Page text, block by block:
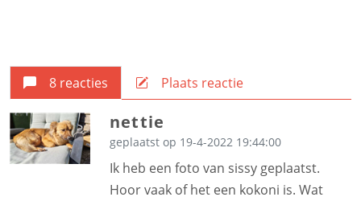
8 reacties Plaats reactie
nettie
geplaatst op 19-4-2022 19:44:00
Ik heb een foto van sissy geplaatst.
Hoor vaak of het een kokoni is. Wat